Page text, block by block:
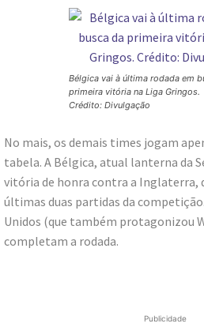
Bélgica vai à última rodada em
primeira vitória na Liga Gringos.
Crédito: Divulgação
No mais, os demais times jogam
tabela. A Bélgica, atual lanterna da
vitória de honra contra a Inglaterra,
últimas duas partidas da
Unidos (que também protagonizou
completam a rodada.
Publicidade